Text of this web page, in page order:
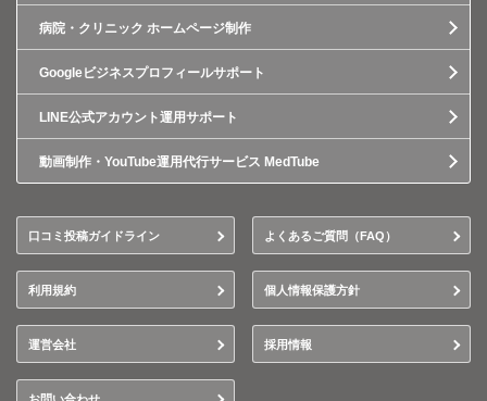
病院・クリニック ホームページ制作
Googleビジネスプロフィールサポート
LINE公式アカウント運用サポート
動画制作・YouTube運用代行サービス MedTube
口コミ投稿ガイドライン よくあるご質問（FAQ）
利用規約 個人情報保護方針
運営会社 採用情報